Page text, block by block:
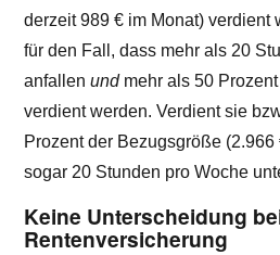
derzeit989 € im Monat) verdient
für den Fall, dass mehr als 20
anfallenundmehr als 50
verdient werden. Verdient sie
Prozent der Bezugsgröße (2.966
sogar 20 Stunden pro Woche
Keine Unterscheidung
Rentenversicherung